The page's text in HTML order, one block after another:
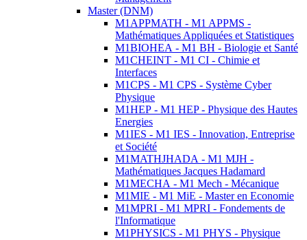
Master (DNM)
M1APPMATH - M1 APPMS -
Mathématiques Appliquées et Statistiques
M1BIOHEA - M1 BH - Biologie et Santé
M1CHEINT - M1 CI - Chimie et
Interfaces
M1CPS - M1 CPS - Système Cyber
Physique
M1HEP - M1 HEP - Physique des Hautes
Energies
M1IES - M1 IES - Innovation, Entreprise
et Société
M1MATHJHADA - M1 MJH -
Mathématiques Jacques Hadamard
M1MECHA - M1 Mech - Mécanique
M1MIE - M1 MiE - Master en Economie
M1MPRI - M1 MPRI - Fondements de
l'Informatique
M1PHYSICS - M1 PHYS - Physique